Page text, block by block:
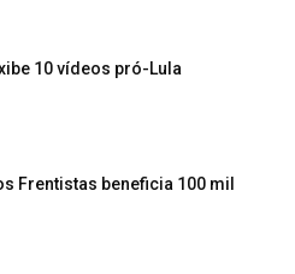
10 vídeos pró-Lula
Frentistas beneficia 100 mil